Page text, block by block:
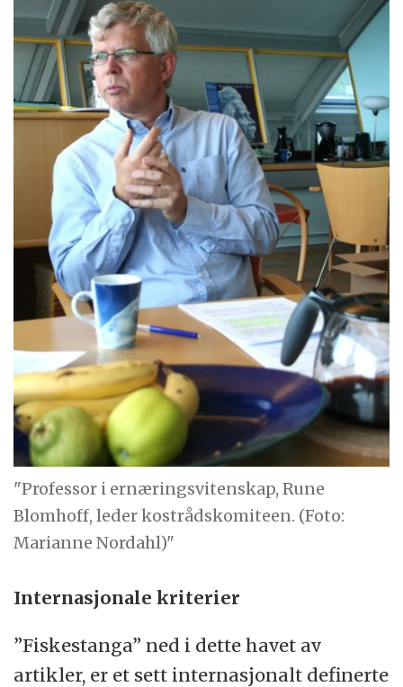
"Professor i ernæringsvitenskap, Rune
Blomhoff, leder kostrådskomiteen. (Foto:
Marianne Nordahl)"
Internasjonale kriterier
”Fiskestanga” ned i dette havet av
artikler, er et sett internasjonalt definerte